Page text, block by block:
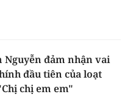
Nguyễn đảm nhận vai
đầu tiên của loạt
chị em em"